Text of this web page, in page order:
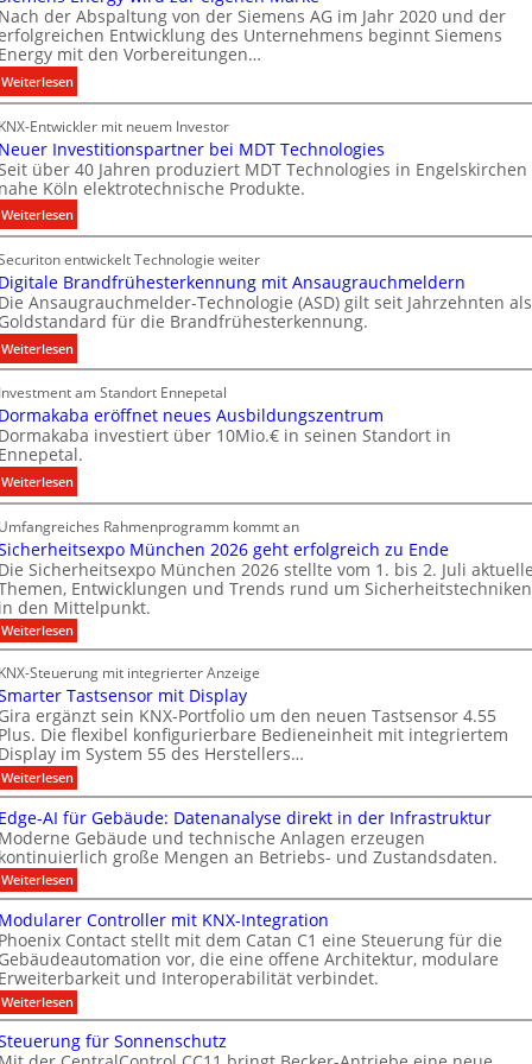
u
n
g
s
t
e
h
n
i
u
k
t
d
a
t
e
n
der Abspaltung von der Siemens AG im Jahr 2020 und der
Entwicklung des Unternehmens beginnt Siemens
mit den Vorbereitungen…
Weiterlesen:
S
i
e
m
e
n
s
E
n
e
r
g
y
w
i
r
d
z
u
r
e
i
g
e
n
n
M
a
r
k
e
Entwickler mit neuem Investor
Investitionspartner bei MDT Technologies
über 40 Jahren produziert MDT Technologies in Engelskirchen
Köln elektrotechnische Produkte.
Weiterlesen:
N
e
u
e
r
I
n
v
e
s
t
i
t
i
o
n
s
p
a
t
n
e
r
b
e
i
M
D
T
T
e
c
h
n
o
l
entwickelt Technologie weiter
Brandfrühesterkennung mit Ansaugrauchmeldern
Ansaugrauchmelder-Technologie (ASD) gilt seit Jahrzehnten als
für die Brandfrühesterkennung.
Weiterlesen:
D
i
g
i
t
a
l
e
B
r
a
n
d
ü
h
e
s
t
e
r
k
e
n
u
n
g
m
i
am Standort Ennepetal
eröffnet neues Ausbildungszentrum
investiert über 10Mio.€ in seinen Standort in
Weiterlesen:
D
o
r
m
a
k
a
a
e
r
ö
f
n
e
t
n
u
e
s
A
u
s
Rahmenprogramm kommt an
München 2026 geht erfolgreich zu Ende
Sicherheitsexpo München 2026 stellte vom 1. bis 2. Juli
Entwicklungen und Trends rund um Sicherheitstechniken
den Mittelpunkt.
Weiterlesen:
S
c
h
e
r
h
e
i
t
s
e
x
p
o
M
n
c
h
e
n
2
2
Steuerung mit integrierter Anzeige
Tastsensor mit Display
ergänzt sein KNX-Portfolio um den neuen Tastsensor 4.55
Die flexibel konfigurierbare Bedieneinheit mit integriertem
im System 55 des Herstellers…
Weiterlesen:
S
m
a
r
t
r
a
s
t
s
e
n
s
o
r
AI für Gebäude: Datenanalyse direkt in der Infrastruktur
Gebäude und technische Anlagen erzeugen
große Mengen an Betriebs- und Zustandsdaten.
Weiterlesen:
E
g
e
-
A
I
f
r
Controller mit KNX-Integration
Contact stellt mit dem Catan C1 eine Steuerung für die
vor, die eine offene Architektur, modulare
und Interoperabilität verbindet.
Weiterlesen:
M
d für Sonnenschutz